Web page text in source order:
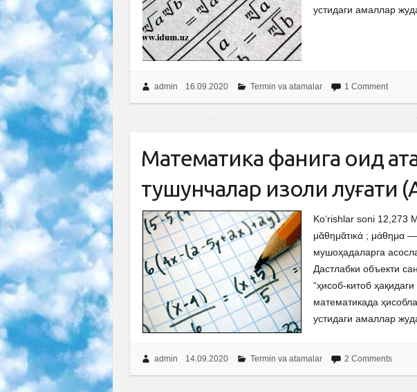
устидаги амаллар
admin 16.09.2020 Termin va atamalar 1 Comment
Математика фанига оид
тушунчалар изоҳли луғати
Ko‘rishlar soni 12,273
μᾰθημᾰτικά ; μάθημα
мушоҳадаларга
Дастлабки объекти
“ҳисоб-китоб
математикада
устидаги амаллар
admin 14.09.2020 Termin va atamalar 2 Comments